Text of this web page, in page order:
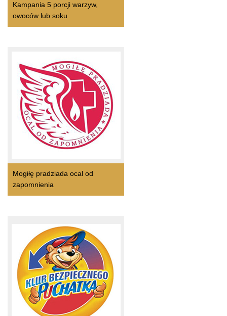
Kampania 5 porcji warzyw,
owoców lub soku
Mogiłę pradziada ocal od
zapomnienia